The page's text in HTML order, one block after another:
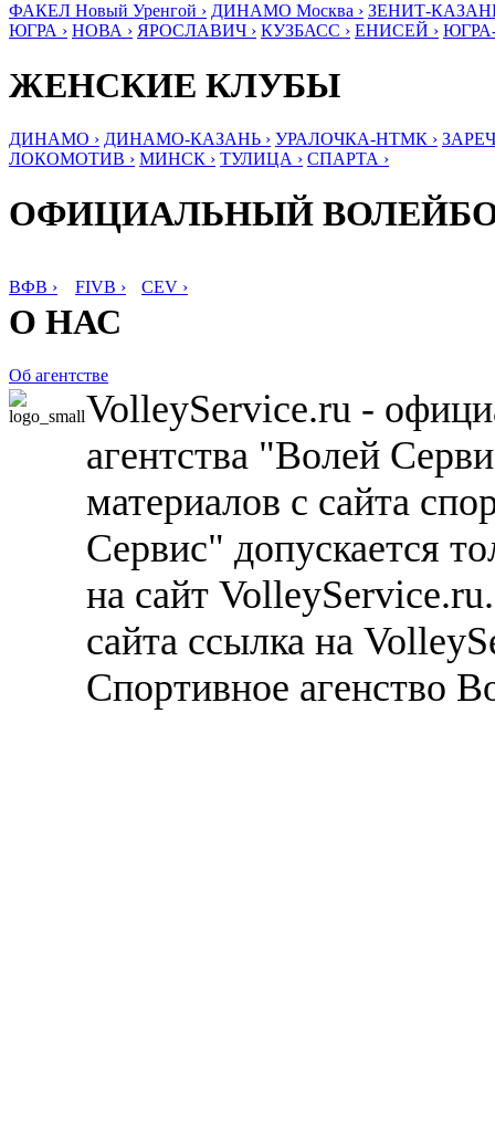
ФАКЕЛ Новый Уренгой › ДИНАМО Москва › ЗЕНИТ-
ЮГРА › НОВА › ЯРОСЛАВИЧ › КУЗБАСС › ЕНИСЕЙ ›
ЖЕНСКИЕ КЛУБЫ
ДИНАМО › ДИНАМО-КАЗАНЬ › УРАЛОЧКА-НТМК ›
ЛОКОМОТИВ › МИНСК › ТУЛИЦА › СПАРТА ›
ОФИЦИАЛЬНЫЙ
ВФВ › FIVB › CEV ›
О НАС
Об агентстве
VolleyService.ru -
агентства "Волей
материалов с сайта
Сервис" допускается
на сайт
сайта ссылка на
Спортивное агенство